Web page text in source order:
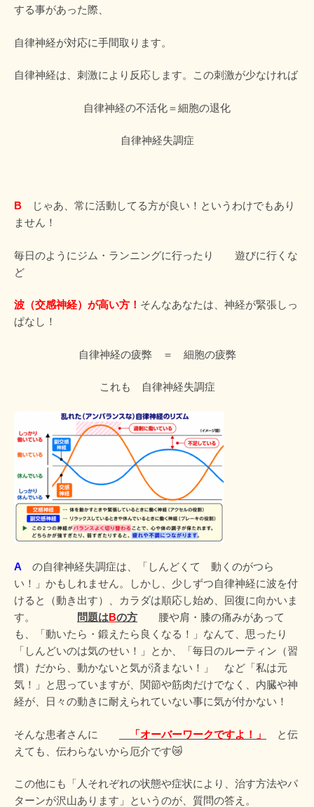
する事があった際、
自律神経が対応に手間取ります。
自律神経は、刺激により反応します。この刺激が少なければ
自律神経の不活化＝細胞の退化
自律神経失調症
B
じゃあ、常に活動してる方が良い！というわけでもあり
ません！
毎日のようにジム・ランニングに行ったり 遊びに行くな
ど
波（交感神経）が高い方！ そんなあなたは、神経が緊張しっ
ぱなし！
自律神経の疲弊 ＝ 細胞の疲弊
これも 自律神経失調症
A
の自律神経失調症は、「しんどくて 動くのがつら
い！」かもしれません。しかし、少しずつ自律神経に波を付
けると（動き出す）、カラダは順応し始め、回復に向かいま
す。
問題はBの方 腰や肩・膝の痛みがあって
も、「動いたら・鍛えたら良くなる！」なんて、思ったり
「しんどいのは気のせい！」とか、「毎日のルーティン（習
慣）だから、動かないと気が済まない！」 など「私は元
気！」と思っていますが、関節や筋肉だけでなく、内臓や神
経が、日々の動きに耐えられていない事に気が付かない！
そんな患者さんに 「オーバーワークですよ！」
と伝
えても、伝わらないから厄介です😿
この他にも「人それぞれの状態や症状により、治す方法やパ
ターンが沢山あります」というのが、質問の答え。